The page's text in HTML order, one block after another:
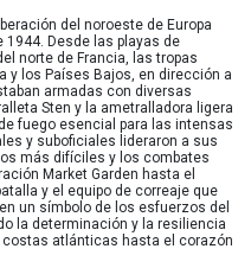
del noroeste de Europa
1944. Desde las playas de
norte de Francia, las tropas
y los Países Bajos, en dirección a
armadas con diversas
Sten y la ametralladora ligera
fuego esencial para las intensas
y suboficiales lideraron a sus
más difíciles y los combates
Market Garden hasta el
y el equipo de correaje que
un símbolo de los esfuerzos del
la determinación y la resiliencia
atlánticas hasta el corazón